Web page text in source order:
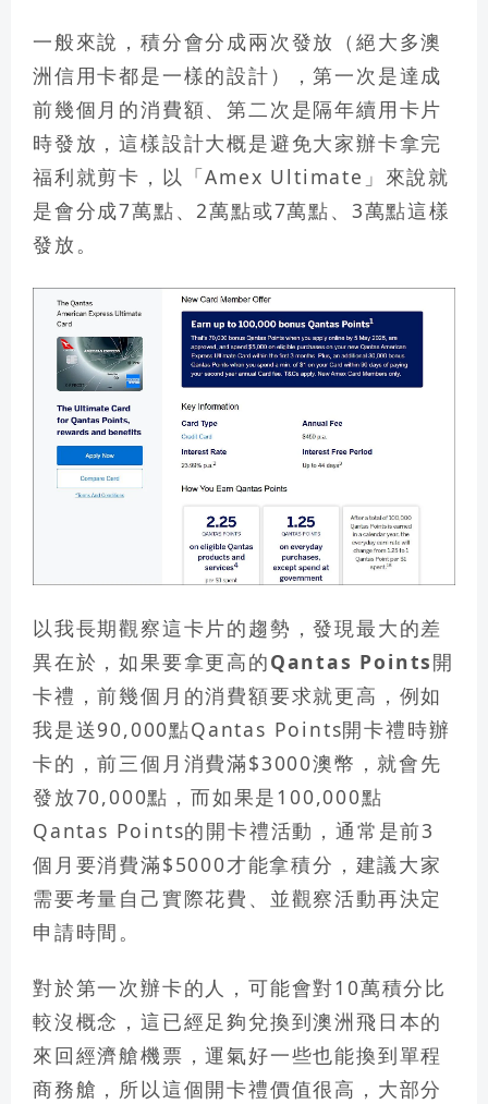
一般來說， 積分會分成兩次發放（絕大多澳
洲信用卡都是一樣的設計），第一次是達成
前幾個月的消費額、第二次是隔年續用卡片
時發放 ，這樣設計大概是避免大家辦卡拿完
福利就剪卡，以「Amex Ultimate」來說就
是會分成7萬點、2萬點或7萬點、3萬點這樣
發放。
以我長期觀察這卡片的趨勢，發現最大的差
異在於，如果要拿更高的Qantas Points開
卡禮，前幾個月的消費額要求就更高 ，例如
我是送90,000點Qantas Points開卡禮時辦
卡的，前三個月消費滿$3000澳幣，就會先
發放70,000點，而如果是100,000點
Qantas Points的開卡禮活動，通常是前3
個月要消費滿$5000才能拿積分，建議大家
需要考量自己實際花費、並觀察活動再決定
申請時間。
對於第一次辦卡的人，可能會對10萬積分比
較沒概念， 這已經足夠兌換到澳洲飛日本的
來回經濟艙機票，運氣好一些也能換到單程
商務艙 ，所以這個開卡禮價值很高，大部分